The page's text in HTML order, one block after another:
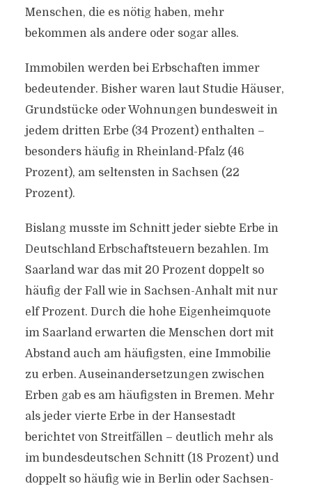
Menschen, die es nötig haben, mehr
bekommen als andere oder sogar alles.
Immobilen werden bei Erbschaften immer
bedeutender. Bisher waren laut Studie Häuser,
Grundstücke oder Wohnungen bundesweit in
jedem dritten Erbe (34 Prozent) enthalten –
besonders häufig in Rheinland-Pfalz (46
Prozent), am seltensten in Sachsen (22
Prozent).
Bislang musste im Schnitt jeder siebte Erbe in
Deutschland Erbschaftsteuern bezahlen. Im
Saarland war das mit 20 Prozent doppelt so
häufig der Fall wie in Sachsen-Anhalt mit nur
elf Prozent. Durch die hohe Eigenheimquote
im Saarland erwarten die Menschen dort mit
Abstand auch am häufigsten, eine Immobilie
zu erben. Auseinandersetzungen zwischen
Erben gab es am häufigsten in Bremen. Mehr
als jeder vierte Erbe in der Hansestadt
berichtet von Streitfällen – deutlich mehr als
im bundesdeutschen Schnitt (18 Prozent) und
doppelt so häufig wie in Berlin oder Sachsen-